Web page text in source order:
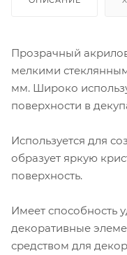
Прозрачный
мелкими
мм. Широко
поверхности в
Используется для
образует яркую
поверхность.
Имеет способность
декоративные
средством для